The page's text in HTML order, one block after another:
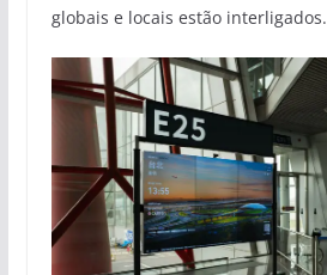
globais e locais estão interligados.